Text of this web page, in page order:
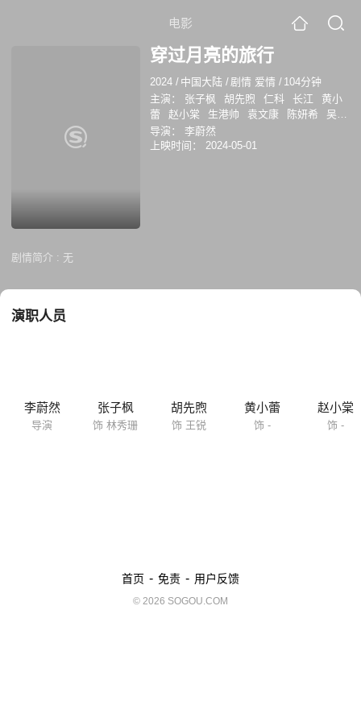
电影
穿过月亮的旅行
2024 / 中国大陆 /剧情 爱情 / 104分钟
主演：
张子枫 胡先煦 仁科 长江
黄小
蕾
赵小棠 生港帅 袁文康 陈妍希
吴宣
仪
导演：
李蔚然
上映时间：
2024-05-01
剧情简介 : 无
演职人员
李蔚然
导演
张子枫
饰 林秀珊
胡先煦
饰 王锐
黄小蕾
饰 -
赵小棠
饰 -
首页 - 免责 - 用户反馈
© 2026 SOGOU.COM